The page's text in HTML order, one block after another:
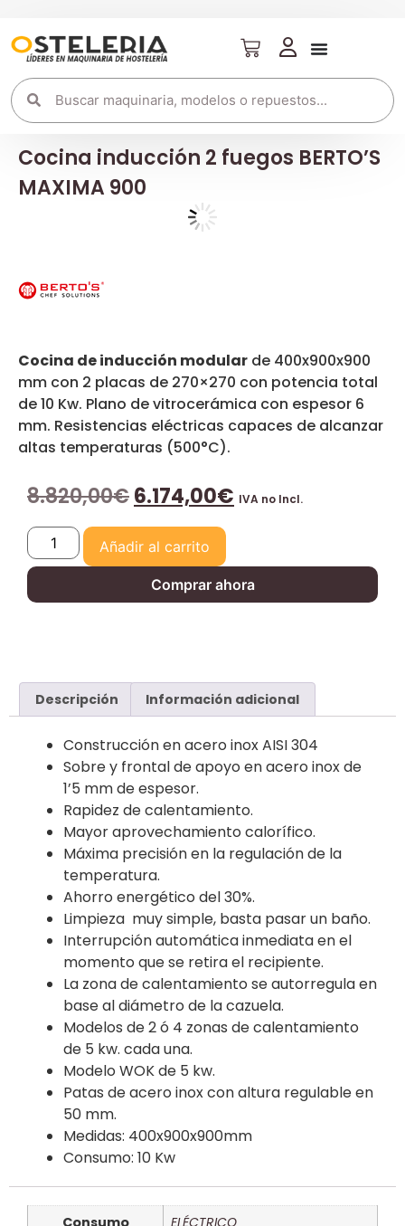
Cocina inducción 2 fuegos BERTO’S
MAXIMA 900
Cocina de inducción modular de 400x900x900
mm con 2 placas de 270×270 con potencia total
de 10 Kw. Plano de vitrocerámica con espesor 6
mm. Resistencias eléctricas capaces de alcanzar
altas temperaturas (500°C).
8.820,00€6.174,00€ IVA no Incl.
Añadir al carrito
Comprar ahora
Descripción Información adicional
Construcción en acero inox AISI 304
Sobre y frontal de apoyo en acero inox de
1’5 mm de espesor.
Rapidez de calentamiento.
Mayor aprovechamiento calorífico.
Máxima precisión en la regulación de la
temperatura.
Ahorro energético del 30%.
Limpieza muy simple, basta pasar un baño.
Interrupción automática inmediata en el
momento que se retira el recipiente.
La zona de calentamiento se autorregula en
base al diámetro de la cazuela.
Modelos de 2 ó 4 zonas de calentamiento
de 5 kw. cada una.
Modelo WOK de 5 kw.
Patas de acero inox con altura regulable en
50 mm.
Medidas: 400x900x900mm
Consumo: 10 Kw